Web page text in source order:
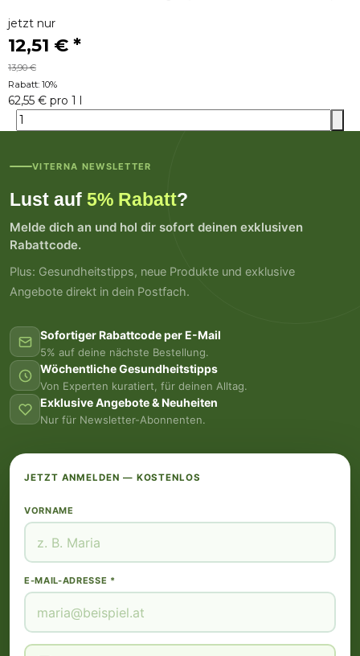
jetzt nur
12,51 € *
13,90 €
Rabatt: 10%
62,55 € pro 1 l
VITERNA NEWSLETTER
Lust auf 5% Rabatt?
Melde dich an und hol dir sofort deinen exklusiven
Rabattcode.
Plus: Gesundheitstipps, neue Produkte und exklusive
Angebote direkt in dein Postfach.
Sofortiger Rabattcode per E-Mail
5% auf deine nächste Bestellung.
Wöchentliche Gesundheitstipps
Von Experten kuratiert, für deinen Alltag.
Exklusive Angebote & Neuheiten
Nur für Newsletter-Abonnenten.
JETZT ANMELDEN — KOSTENLOS
VORNAME
E-MAIL-ADRESSE *